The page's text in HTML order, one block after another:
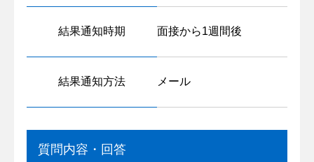
結果通知時期 面接から1週間後
結果通知方法 メール
質問内容・回答